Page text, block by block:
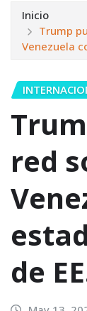
Inicio
Trump
Venezuela
red
de